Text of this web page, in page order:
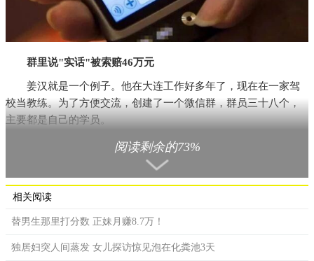
群里说"实话"被索赔46万元
姜汉就是一个例子。他在大连工作好多年了，现在在一家驾
校当教练。为了方便交流，创建了一个微信群，群员三十八个，
主要都是自己的学员。
今年三月时，他的一名学员和他说最近都会很忙没时间学
车，问姜汉能不能退学费。因为驾校进行了体制改革，一周内学
员可能都练不到车。而该学员只来了两次，他认为退款是应该
的，就请示了领导，经过同意后，姜汉就在群上发出消息称，驾
是驾校之所以要改革的原因，签了就不能退还全部的钱了。
本来是出于好意想提醒这个学员，可不曾想，这一善意的举
阅读剩余的73%
相关阅读
替男生那里打分数 正妹月赚8.7万！
独居妇突人间蒸发 女儿探访惊见泡在化粪池3天